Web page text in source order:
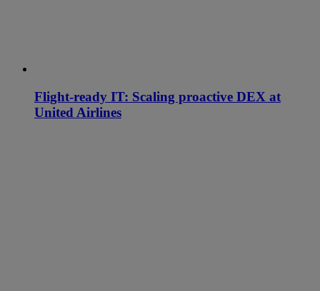
Flight-ready IT: Scaling proactive DEX at
United Airlines